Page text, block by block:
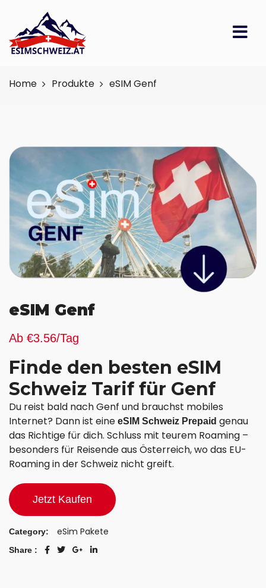
Home Produkte eSIM Genf
eSIM Genf
Ab €3.56/Tag
Finde den besten eSIM
Schweiz Tarif für Genf
Du reist bald nach Genf und brauchst mobiles
Internet? Dann ist eine eSIM Schweiz Prepaid genau
das Richtige für dich. Schluss mit teurem Roaming –
besonders für Reisende aus Österreich, wo das EU-
Roaming in der Schweiz nicht greift.
Jetzt Kaufen
Category: eSim Pakete
Share :